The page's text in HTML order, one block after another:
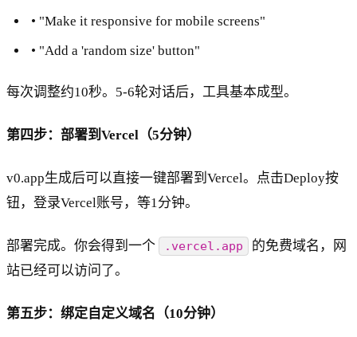
• "Make it responsive for mobile screens"
• "Add a 'random size' button"
每次调整约10秒。5-6轮对话后，工具基本成型。
第四步：部署到Vercel（5分钟）
v0.app生成后可以直接一键部署到Vercel。点击Deploy按
钮，登录Vercel账号，等1分钟。
部署完成。你会得到一个 .vercel.app
的免费域名，网
站已经可以访问了。
第五步：绑定自定义域名（10分钟）